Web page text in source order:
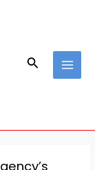
Search